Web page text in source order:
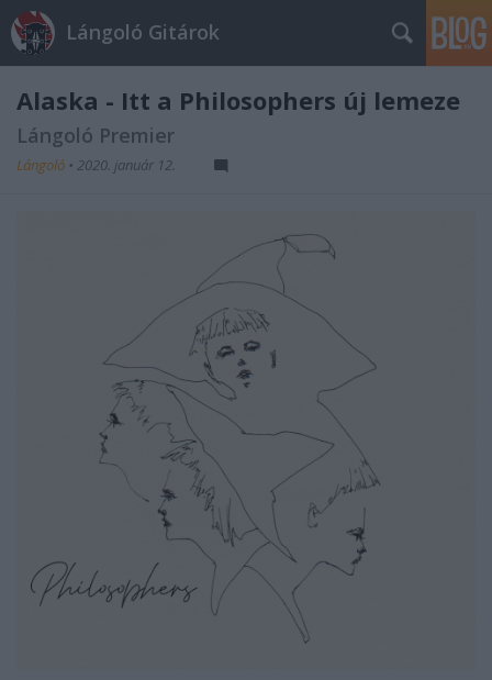
Lángoló Gitárok
Alaska - Itt a Philosophers új lemeze
Lángoló Premier
Lángoló • 2020. január 12.